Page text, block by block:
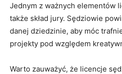
Jednym z ważnych elementów
‌także​ skład jury.​ Sędziowie
danej ⁣dziedzinie,​ aby móc
projekty pod względem
Warto zauważyć, że licencje